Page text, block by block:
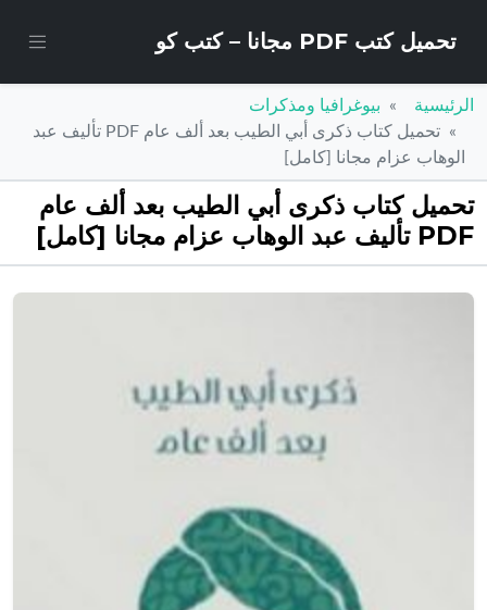
تحميل كتب PDF مجانا – كتب كو
الرئيسية
بيوغرافيا ومذكرات
تحميل كتاب ذكرى أبي الطيب بعد ألف عام PDF تأليف عبد
الوهاب عزام مجانا [كامل]
تحميل كتاب ذكرى أبي الطيب بعد ألف عام
PDF تأليف عبد الوهاب عزام مجانا [كامل]